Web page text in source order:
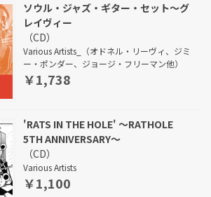
ソウル・ジャズ・ギター・セット～グ
レイヴィー
（CD）
Various Artists_（オドネル・リーヴィ、ジミ
ー・ポンダー、ジョージ・フリーマン他）
￥1,738
'RATS IN THE HOLE' ～RATHOLE
5TH ANNIVERSARY～
（CD）
Various Artists
￥1,100